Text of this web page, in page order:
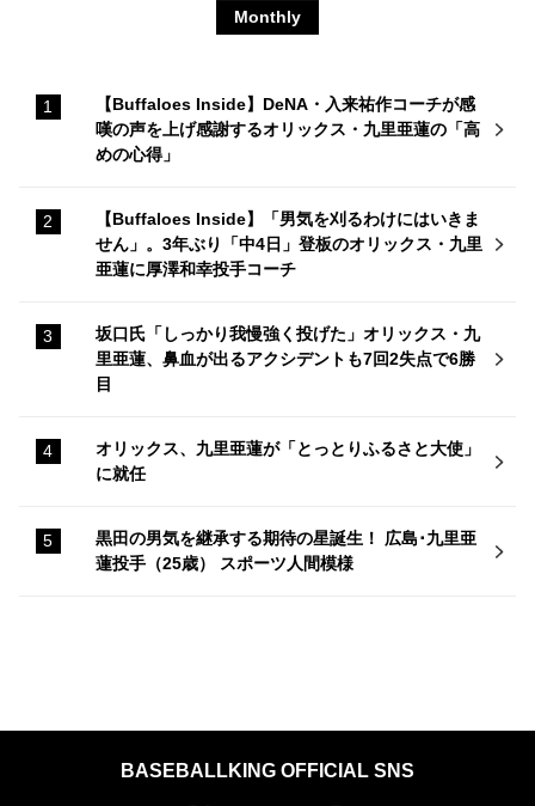
Monthly
【Buffaloes Inside】DeNA・入来祐作コーチが感
嘆の声を上げ感謝するオリックス・九里亜蓮の「高
めの心得」
【Buffaloes Inside】「男気を刈るわけにはいきま
せん」。3年ぶり「中4日」登板のオリックス・九里
亜蓮に厚澤和幸投手コーチ
坂口氏「しっかり我慢強く投げた」オリックス・九
里亜蓮、鼻血が出るアクシデントも7回2失点で6勝
目
オリックス、九里亜蓮が「とっとりふるさと大使」
に就任
黒田の男気を継承する期待の星誕生！ 広島･九里亜
蓮投手（25歳） スポーツ人間模様
BASEBALLKING OFFICIAL SNS